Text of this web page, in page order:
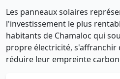
Les panneaux solaires
l'investissement le plus
habitants de Chamaloc qui
propre électricité, s'affranchir
réduire leur empreinte